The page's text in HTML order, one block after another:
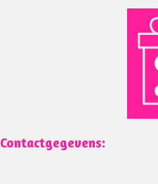
Contactgegevens: